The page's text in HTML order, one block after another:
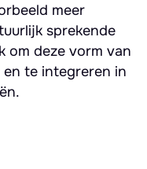
meer
sprekende
om deze vorm van
te integreren in